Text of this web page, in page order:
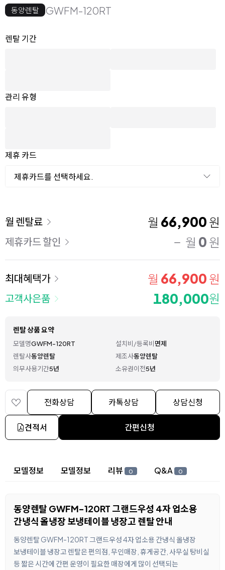
동양렌탈 GWFM-120RT
옵션 선택
렌탈 선택
렌탈 기간
관리 유형
제휴 카드
제휴카드를 선택하세요.
이용 요금
월 렌탈료 월 66,900 원
제휴카드 할인 월 0 원
최대혜택가 월 66,900 원
고객사은품 180,000원
렌탈 상품 요약
모델명GWFM-120RT 설치비/등록비면제
렌탈사동양렌탈 제조사동양렌탈
의무사용기간5년 소유권이전5년
전화상담 카톡상담 상담신청
견적서 간편신청
상세 정보
모델정보 모델정보 리뷰 0 Q&A 0
동양렌탈 GWFM-120RT 그랜드우성 4자 업소용
간냉식 올냉장 보냉테이블 냉장고 렌탈 안내
동양렌탈 GWFM-120RT 그랜드우성 4자 업소용 간냉식 올냉장
보냉테이블 냉장고 렌탈은 편의점, 무인매장, 휴게공간, 사무실 탕비실
등 짧은 시간에 간편 운영이 필요한 매장에게 많이 선택되는